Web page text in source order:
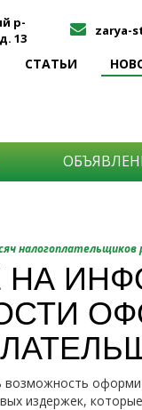
р-
13
zarya-
СТАТЬИ
налогоплательщиков
НА
издержек,